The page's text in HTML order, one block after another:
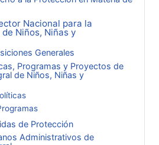
Nacional para la
Niños, Niñas y
Generales
Programas y Proyectos de
de Niños, Niñas y
de Protección
Administrativos de